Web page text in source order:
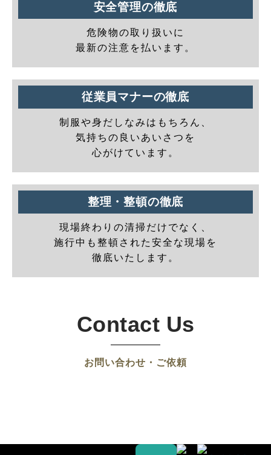
安全管理の徹底
危険物の取り扱いに
最新の注意を払います。
従業員マナーの徹底
制服や身だしなみはもちろん、
気持ちの良いあいさつを
心がけています。
整理・整頓の徹底
現場終わりの清掃だけでなく、
施行中も整頓された安全な現場を
徹底いたします。
Contact Us
お問い合わせ・ご依頼